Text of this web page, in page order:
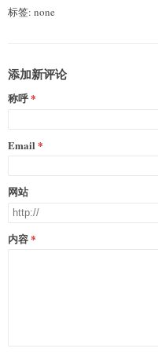
标签: none
添加新评论
称呼
Email
网站
内容